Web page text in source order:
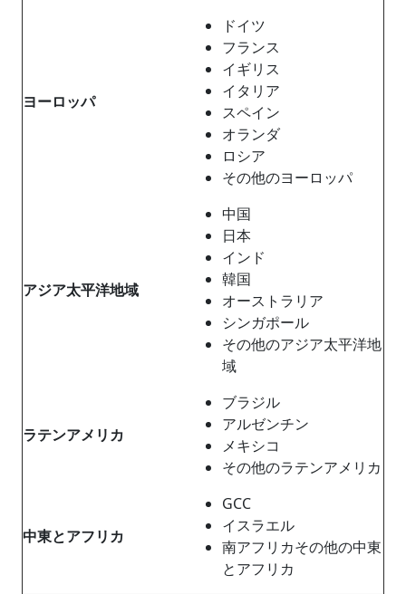
ヨーロッパ
ドイツ
フランス
イギリス
イタリア
スペイン
オランダ
ロシア
その他のヨーロッパ
アジア太平洋地域
中国
日本
インド
韓国
オーストラリア
シンガポール
その他のアジア太平洋地
域
ラテンアメリカ
ブラジル
アルゼンチン
メキシコ
その他のラテンアメリカ
中東とアフリカ
GCC
イスラエル
南アフリカその他の中東
とアフリカ